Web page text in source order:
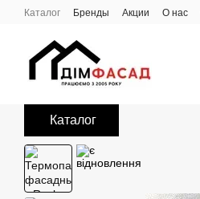
Перейти к основному контенту
Каталог Бренды Акции О нас
Каталог